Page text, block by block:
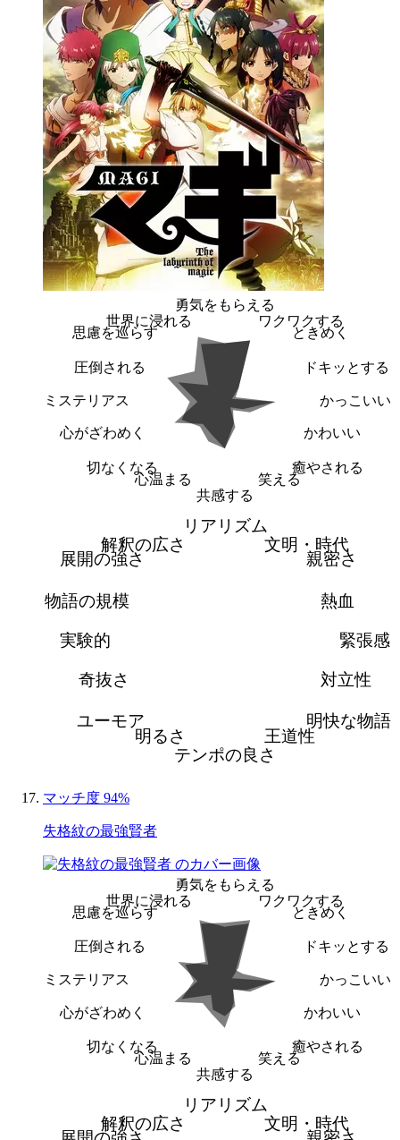
勇気をもらえる
ワクワクする
ときめく
ドキッとする
かっこいい
かわいい
癒やされる
笑える
共感する
心温まる
切なくなる
心がざわめく
ミステリアス
圧倒される
思慮を巡らす
世界に浸れる
リアリズム
文明・時代
親密さ
熱血
緊張感
対立性
明快な物語
王道性
テンポの良さ
明るさ
ユーモア
奇抜さ
実験的
物語の規模
展開の強さ
解釈の広さ
マッチ度 94%
失格紋の最強賢者
勇気をもらえる
ワクワクする
ときめく
ドキッとする
かっこいい
かわいい
癒やされる
笑える
共感する
心温まる
切なくなる
心がざわめく
ミステリアス
圧倒される
思慮を巡らす
世界に浸れる
リアリズム
文明・時代
解釈の広さ